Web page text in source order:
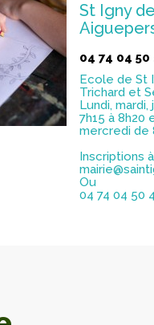
St Igny
04 74 04 50
Ecole de St
Trichard et
Lundi,
7h15 à 8h20
mercredi de
Inscriptions
Ou
04 74 04 50